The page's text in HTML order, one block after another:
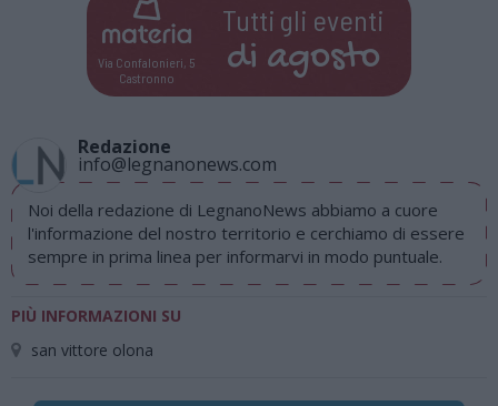
Via Confalonieri, 5
Castronno
Tutti gli eventi
di agosto
Redazione
info@legnanonews.com
Noi della redazione di LegnanoNews abbiamo a cuore
l'informazione del nostro territorio e cerchiamo di essere
sempre in prima linea per informarvi in modo puntuale.
PIÙ INFORMAZIONI SU
san vittore olona